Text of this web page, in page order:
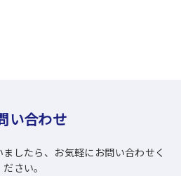
い合わせ
したら、お気軽にお問い合わせく
ださい。